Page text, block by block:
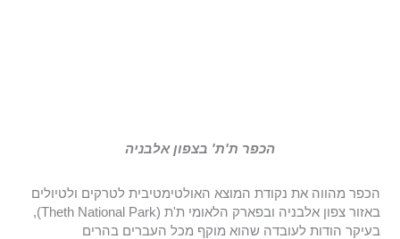
הכפר ת'ת' בצפון אלבניה
הכפר מהווה את נקודת המוצא האולטימטיבית לטרקים ולטיולים
באזור צפון אלבניה ובפארק הלאומי ת'ת (Theth National Park),
בעיקר הודות לעובדה שהוא מוקף מכל העברים בהרים